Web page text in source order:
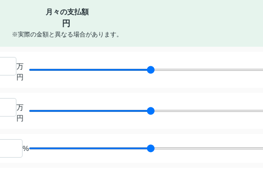
月々の支払額
円
※実際の金額と異なる場合があります。
万
円
万
円
%